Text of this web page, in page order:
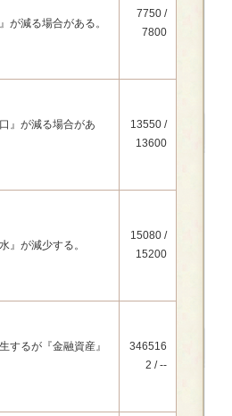
が減る場合がある。
7750 /
7800
』が減る場合があ
13550 /
13600
』が減少する。
15080 /
15200
するが『金融資産』
346516
2 / --